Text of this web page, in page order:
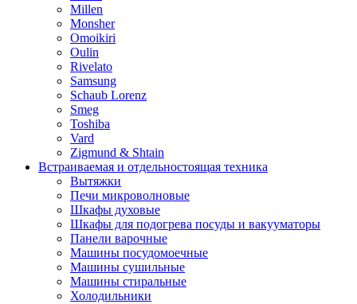
Millen
Monsher
Omoikiri
Oulin
Rivelato
Samsung
Schaub Lorenz
Smeg
Toshiba
Vard
Zigmund & Shtain
Встраиваемая и отдельностоящая техника
Вытяжки
Печи микроволновые
Шкафы духовые
Шкафы для подогрева посуды и вакууматоры
Панели варочные
Машины посудомоечные
Машины сушильные
Машины стиральные
Холодильники